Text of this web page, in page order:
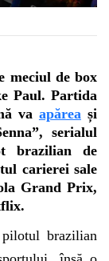
meciul de box
Paul. Partida
va apărea și
serialul
brazilian de
carierei sale
Grand Prix,
brazilian